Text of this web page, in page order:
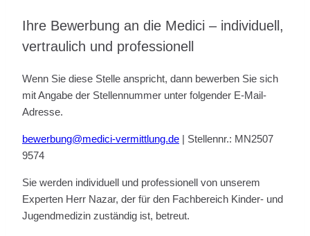
Ihre Bewerbung an die Medici – individuell,
vertraulich und professionell
Wenn Sie diese Stelle anspricht, dann bewerben Sie sich
mit Angabe der Stellennummer unter folgender E-Mail-
Adresse.
bewerbung@medici-vermittlung.de | Stellennr.: MN2507
9574
Sie werden individuell und professionell von unserem
Experten Herr Nazar, der für den Fachbereich Kinder- und
Jugendmedizin zuständig ist, betreut.